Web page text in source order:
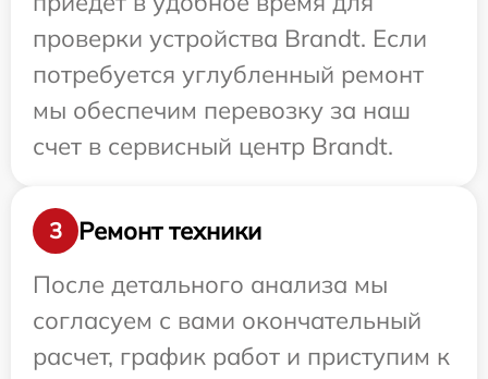
проверки устройства Brandt. Если
потребуется углубленный ремонт
мы обеспечим перевозку за наш
счет в сервисный центр Brandt.
3
Ремонт техники
После детального анализа мы
согласуем с вами окончательный
расчет, график работ и приступим к